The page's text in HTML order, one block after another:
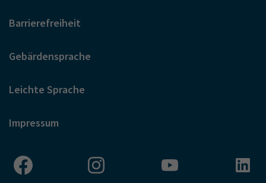
Barrierefreiheit
Gebärdensprache
Leichte Sprache
Impressum